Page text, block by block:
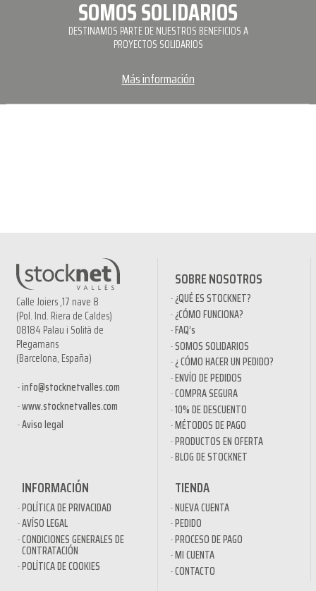
SOMOS SOLIDARIOS
DESTINAMOS PARTE DE NUESTROS BENEFICIOS A
PROYECTOS SOLIDARIOS
Más información
Calle Joiers ,17 nave 8
(Pol. Ind. Riera de Caldes)
08184 Palau i Solità de
Plegamans
(Barcelona, España)
info@stocknetvalles.com
www.stocknetvalles.com
Aviso legal
SOBRE NOSOTROS
¿QUÉ ES STOCKNET?
¿CÓMO FUNCIONA?
FAQ’s
SOMOS SOLIDARIOS
¿ CÓMO HACER UN PEDIDO?
ENVÍO DE PEDIDOS
COMPRA SEGURA
10% DE DESCUENTO
MÉTODOS DE PAGO
PRODUCTOS EN OFERTA
BLOG DE STOCKNET
INFORMACIÓN
POLÍTICA DE PRIVACIDAD
AVÍSO LEGAL
CONDICIONES GENERALES DE
CONTRATACIÓN
POLÍTICA DE COOKIES
TIENDA
NUEVA CUENTA
PEDIDO
PROCESO DE PAGO
MI CUENTA
CONTACTO